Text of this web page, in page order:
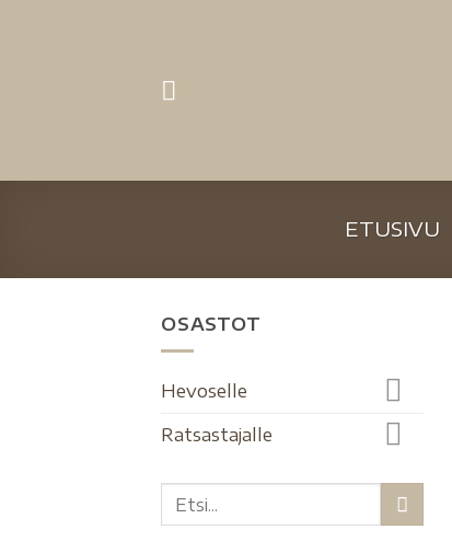
ETUSIVU
OSASTOT
Hevoselle
Ratsastajalle